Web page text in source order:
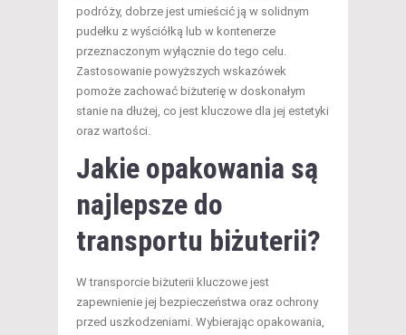
podróży, dobrze jest umieścić ją w solidnym
pudełku z wyściółką lub w kontenerze
przeznaczonym wyłącznie do tego celu.
Zastosowanie powyższych wskazówek
pomoże zachować biżuterię w doskonałym
stanie na dłużej, co jest kluczowe dla jej estetyki
oraz wartości.
Jakie opakowania są
najlepsze do
transportu biżuterii?
W transporcie biżuterii kluczowe jest
zapewnienie jej bezpieczeństwa oraz ochrony
przed uszkodzeniami. Wybierając opakowania,